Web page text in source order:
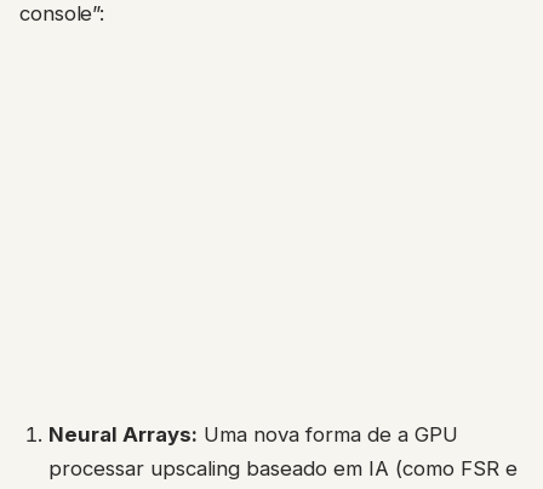
console”:
Neural Arrays: Uma nova forma de a GPU
processar upscaling baseado em IA (como FSR e